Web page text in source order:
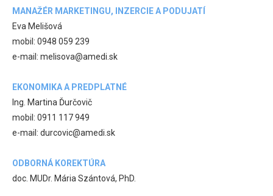
MANAŽÉR MARKETINGU, INZERCIE A PODUJATÍ
Eva Melišová
mobil: 0948 059 239
e-mail: melisova@amedi.sk
EKONOMIKA A PREDPLATNÉ
Ing. Martina Ďurčovič
mobil: 0911 117 949
e-mail: durcovic@amedi.sk
ODBORNÁ KOREKTÚRA
doc. MUDr. Mária Szántová, PhD.